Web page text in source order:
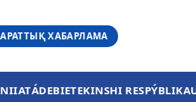
ХАБАРЛАМА
ÁDEBIETEKINSHI RESPÝBLIKA